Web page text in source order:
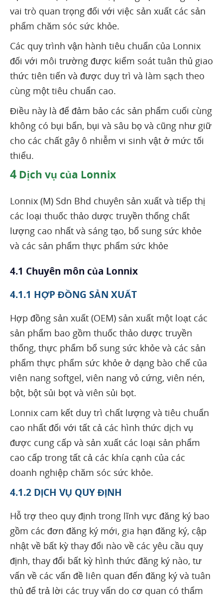
vai trò quan trọng đối với việc sản xuất các sản
phẩm chăm sóc sức khỏe.
Các quy trình vận hành tiêu chuẩn của Lonnix
đối với môi trường được kiểm soát tuân thủ giao
thức tiên tiến và được duy trì và làm sạch theo
cùng một tiêu chuẩn cao.
Điều này là để đảm bảo các sản phẩm cuối cùng
không có bụi bẩn, bụi và sâu bọ và cũng như giữ
cho các chất gây ô nhiễm vi sinh vật ở mức tối
thiểu.
4 Dịch vụ của Lonnix
Lonnix (M) Sdn Bhd chuyên sản xuất và tiếp thị
các loại thuốc thảo dược truyền thống chất
lượng cao nhất và sáng tạo, bổ sung sức khỏe
và các sản phẩm thực phẩm sức khỏe
4.1 Chuyên môn của Lonnix
4.1.1 HỢP ĐỒNG SẢN XUẤT
Hợp đồng sản xuất (OEM) sản xuất một loạt các
sản phẩm bao gồm thuốc thảo dược truyền
thống, thực phẩm bổ sung sức khỏe và các sản
phẩm thực phẩm sức khỏe ở dạng bào chế của
viên nang softgel, viên nang vỏ cứng, viên nén,
bột, bột sủi bọt và viên sủi bọt.
Lonnix cam kết duy trì chất lượng và tiêu chuẩn
cao nhất đối với tất cả các hình thức dịch vụ
được cung cấp và sản xuất các loại sản phẩm
cao cấp trong tất cả các khía cạnh của các
doanh nghiệp chăm sóc sức khỏe.
4.1.2 DỊCH VỤ QUY ĐỊNH
Hỗ trợ theo quy định trong lĩnh vực đăng ký bao
gồm các đơn đăng ký mới, gia hạn đăng ký, cập
nhật về bất kỳ thay đổi nào về các yêu cầu quy
định, thay đổi bất kỳ hình thức đăng ký nào, tư
vấn về các vấn đề liên quan đến đăng ký và tuân
thủ để trả lời các truy vấn do cơ quan có thẩm